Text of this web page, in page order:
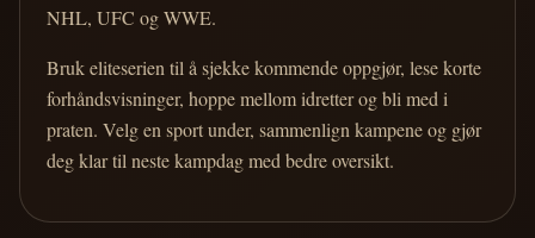
NHL, UFC og WWE.
Bruk eliteserien til å sjekke kommende oppgjør, lese korte
forhåndsvisninger, hoppe mellom idretter og bli med i
praten. Velg en sport under, sammenlign kampene og gjør
deg klar til neste kampdag med bedre oversikt.